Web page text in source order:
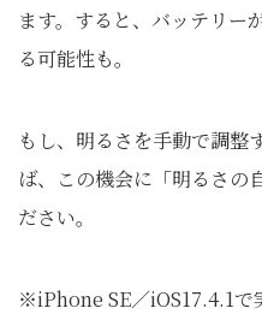
ます。すると、バッテリー
る可能性も。
もし、明るさを手動で調整
ば、この機会に「明るさの
ださい。
※iPhone SE／iOS17.4.1で